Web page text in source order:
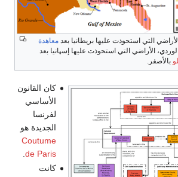
التي استحوذت عليها بريطانيا بعد معاهدة
الأراضي التي استحوذت عليها إسپانيا بعد
بالأصفر.
كان القانون
الأساسي
لفرنسا
الجديدة هو
Coutume
de Paris
.
كانت